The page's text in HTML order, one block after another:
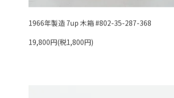
1966年製造 7up 木箱 #802-35-287-368
19,800円(税1,800円)